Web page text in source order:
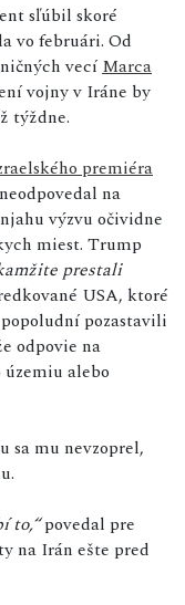
sľúbil skoré
vo februári. Od
vecí Marca
vojny v Iráne by
týždne.
premiéra
na
výzvu očividne
miest. Trump
prestali
USA, ktoré
pozastavili
odpovie na
alebo
sa mu nevzoprel,
to,“povedal pre
na Irán ešte pred